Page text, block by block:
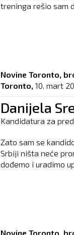
treninga rešio sam
Novine Toronto,
Toronto, 10. mart
Danijela
Kandidatura za
Zato sam se
Srbiji ništa neće
dođemo i uradimo
Novine Toronto,